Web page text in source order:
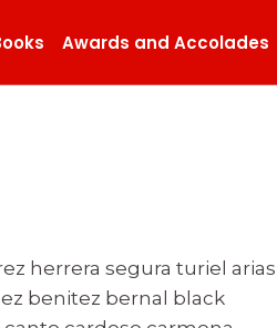
Awards and Accolades
herrera segura turiel arias
benitez bernal black